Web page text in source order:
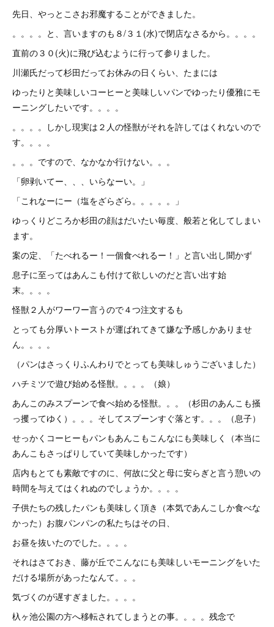
先日、やっとこさお邪魔することができました。
。。。。と、言いますのも８/３１(水)で閉店なさるから。。。。
直前の３０(火)に飛び込むように行って参りました。
川瀬氏だって杉田だってお休みの日くらい、たまには
ゆったりと美味しいコーヒーと美味しいパンでゆったり優雅にモ
ーニングしたいです。。。。
。。。。しかし現実は２人の怪獣がそれを許してはくれないので
す。。。。
。。。ですので、なかなか行けない。。。
「卵剥いてー、、、いらなーい。」
「これなーにー（塩をざらざら。。。。。」
ゆっくりどころか杉田の顔はだいたい毎度、般若と化してしまい
ます。
案の定、「たべれるー！一個食べれるー！」と言い出し聞かず
息子に至ってはあんこも付けて欲しいのだと言い出す始
末。。。。
怪獣２人がワーワー言うので４つ注文するも
とっても分厚いトーストが運ばれてきて嫌な予感しかありませ
ん。。。。
（パンはさっくりふんわりでとっても美味しゅうございました）
ハチミツで遊び始める怪獣。。。。（娘）
あんこのみスプーンで食べ始める怪獣。。。（杉田のあんこも掻
っ攫ってゆく）。。。そしてスプーンすぐ落とす。。。（息子）
せっかくコーヒーもパンもあんこもこんなにも美味しく（本当に
あんこもさっぱりしていて美味しかったです）
店内もとても素敵ですのに、何故に父と母に安らぎと言う憩いの
時間を与えてはくれぬのでしょうか。。。。
子供たちの残したパンも美味しく頂き（本気であんこしか食べな
かった）お腹パンパンの私たちはその日、
お昼を抜いたのでした。。。。
それはさておき、藤が丘でこんなにも美味しいモーニングをいた
だける場所があったなんて。。。
気づくのが遅すぎました。。。。
杁ヶ池公園の方へ移転されてしまうとの事。。。。残念で